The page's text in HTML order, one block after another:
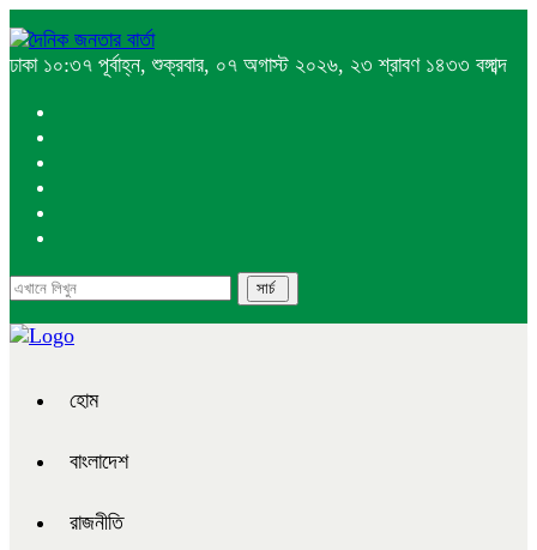
ঢাকা ১০:৩৭ পূর্বাহ্ন, শুক্রবার, ০৭ অগাস্ট ২০২৬, ২৩ শ্রাবণ ১৪৩৩ বঙ্গাব্দ
হোম
বাংলাদেশ
রাজনীতি